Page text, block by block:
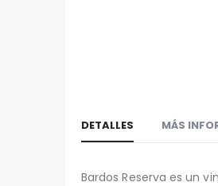
DETALLES
Bardos Reserva es un
MÁS